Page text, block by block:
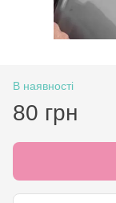
В наявності
80 грн